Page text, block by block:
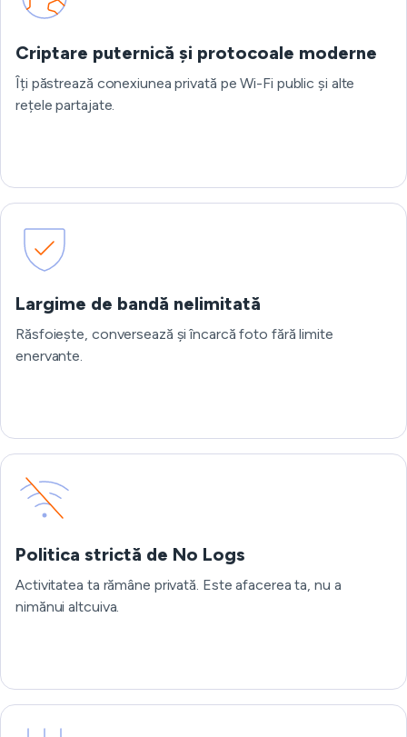
Criptare puternică și protocoale moderne
Îți păstrează conexiunea privată pe Wi-Fi public și alte
rețele partajate.
Largime de bandă nelimitată
Răsfoiește, conversează și încarcă foto fără limite
enervante.
Politica strictă de No Logs
Activitatea ta rămâne privată. Este afacerea ta, nu a
nimănui altcuiva.